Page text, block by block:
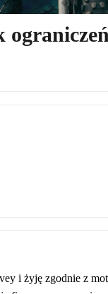
i żyję zgodnie z